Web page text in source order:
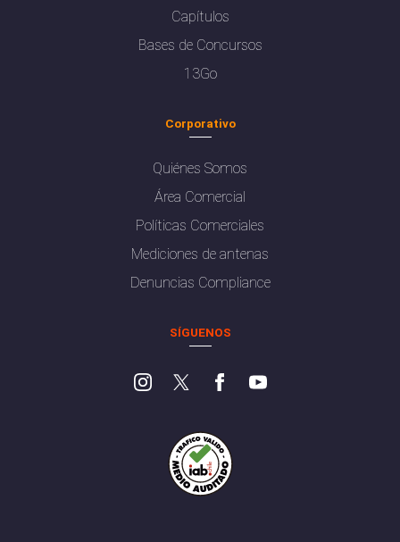
Capítulos
Bases de Concursos
13Go
Corporativo
Quiénes Somos
Área Comercial
Políticas Comerciales
Mediciones de antenas
Denuncias Compliance
SÍGUENOS